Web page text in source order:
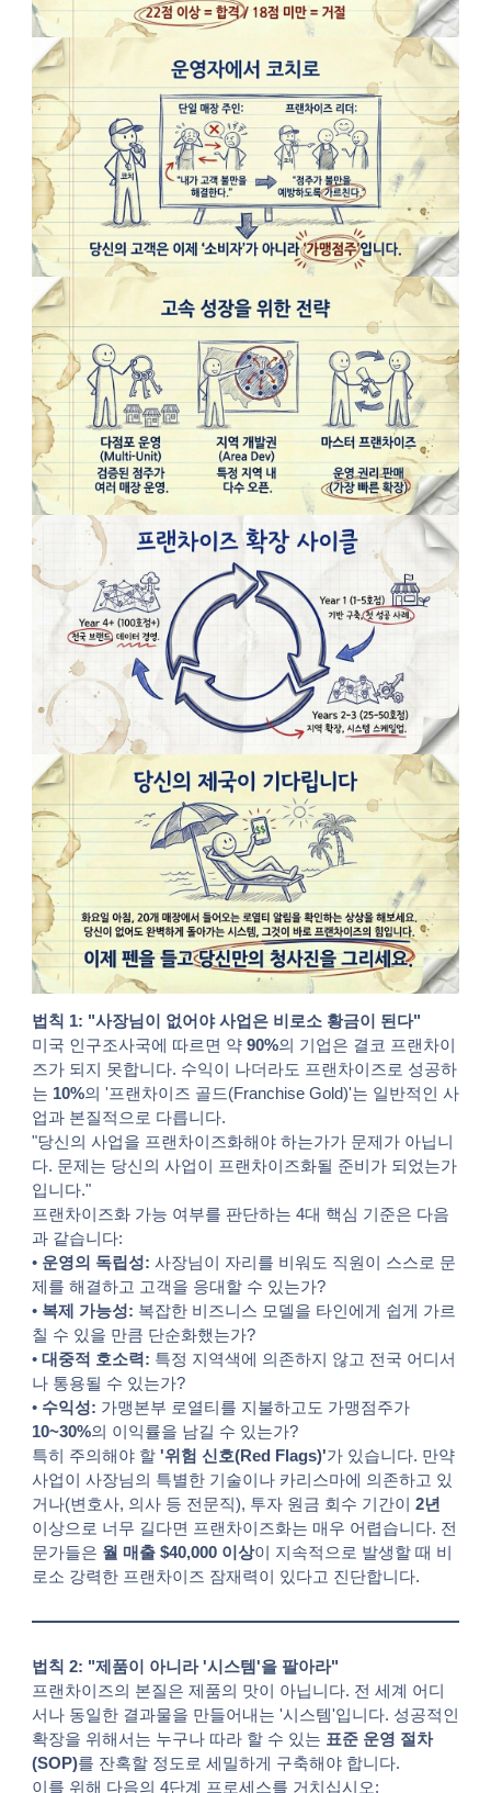
법칙 1: "사장님이 없어야 사업은 비로소 황금이 된다"
미국 인구조사국에 따르면 약 90%의 기업은 결코 프랜차이
즈가 되지 못합니다. 수익이 나더라도 프랜차이즈로 성공하
는 10%의 '프랜차이즈 골드(Franchise Gold)'는 일반적인 사
업과 본질적으로 다릅니다.
"당신의 사업을 프랜차이즈화해야 하는가가 문제가 아닙니
다. 문제는 당신의 사업이 프랜차이즈화될 준비가 되었는가
입니다."
프랜차이즈화 가능 여부를 판단하는 4대 핵심 기준은 다음
과 같습니다:
• 운영의 독립성: 사장님이 자리를 비워도 직원이 스스로 문
제를 해결하고 고객을 응대할 수 있는가?
• 복제 가능성: 복잡한 비즈니스 모델을 타인에게 쉽게 가르
칠 수 있을 만큼 단순화했는가?
• 대중적 호소력: 특정 지역색에 의존하지 않고 전국 어디서
나 통용될 수 있는가?
• 수익성: 가맹본부 로열티를 지불하고도 가맹점주가
10~30%의 이익률을 남길 수 있는가?
특히 주의해야 할 '위험 신호(Red Flags)'가 있습니다. 만약
사업이 사장님의 특별한 기술이나 카리스마에 의존하고 있
거나(변호사, 의사 등 전문직), 투자 원금 회수 기간이 2년
이상으로 너무 길다면 프랜차이즈화는 매우 어렵습니다. 전
문가들은 월 매출 $40,000 이상이 지속적으로 발생할 때 비
로소 강력한 프랜차이즈 잠재력이 있다고 진단합니다.
법칙 2: "제품이 아니라 '시스템'을 팔아라"
프랜차이즈의 본질은 제품의 맛이 아닙니다. 전 세계 어디
서나 동일한 결과물을 만들어내는 '시스템'입니다. 성공적인
확장을 위해서는 누구나 따라 할 수 있는 표준 운영 절차
(SOP)를 잔혹할 정도로 세밀하게 구축해야 합니다.
이를 위해 다음의 4단계 프로세스를 거치십시오: